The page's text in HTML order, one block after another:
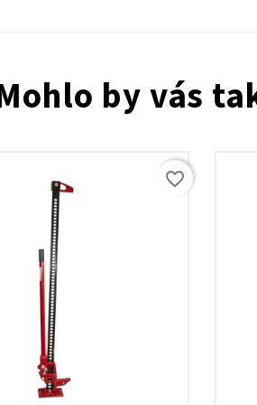
by vás
favorite_border